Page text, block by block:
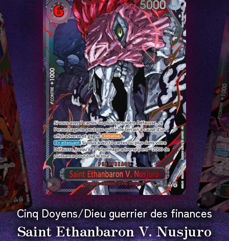
Cinq Doyens/Dieu guerrier des finances
Saint Ethanbaron V. Nusjuro